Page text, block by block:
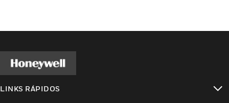
LINKS RÁPIDOS